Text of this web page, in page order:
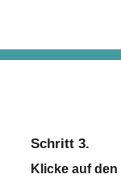
Schritt 3.
Klicke auf